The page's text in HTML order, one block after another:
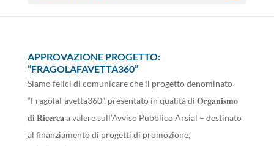
APPROVAZIONE PROGETTO:
“FRAGOLAFAVETTA360”
Siamo felici di comunicare che il progetto denominato
“FragolaFavetta360”, presentato in qualità di 𝐎𝐫𝐠𝐚𝐧𝐢𝐬𝐦𝐨
𝐝𝐢 𝐑𝐢𝐜𝐞𝐫𝐜𝐚 a valere sull’Avviso Pubblico Arsial – destinato
al finanziamento di progetti di promozione,